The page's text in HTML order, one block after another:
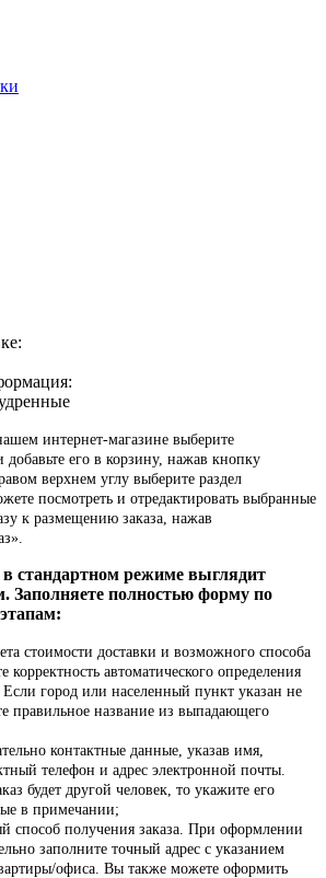
интернет-магазине выберите
его в корзину, нажав кнопку
верхнем углу выберите раздел
посмотреть и отредактировать выбранные
к размещению заказа, нажав
стандартном режиме выглядит
Заполняете полностью форму по
стоимости доставки и возможного способа
корректность автоматического определения
город или населенный пункт указан не
правильное название из выпадающего
контактные данные, указав имя,
телефон и адрес электронной почты.
будет другой человек, то укажите его
в примечании;
способ получения заказа. При оформлении
заполните точный адрес с указанием
офиса. Вы также можете оформить